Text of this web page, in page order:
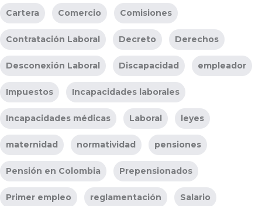
Cartera Comercio Comisiones
Contratación Laboral Decreto Derechos
Desconexión Laboral Discapacidad empleador
Impuestos Incapacidades laborales
Incapacidades médicas Laboral leyes
maternidad normatividad pensiones
Pensión en Colombia Prepensionados
Primer empleo reglamentación Salario